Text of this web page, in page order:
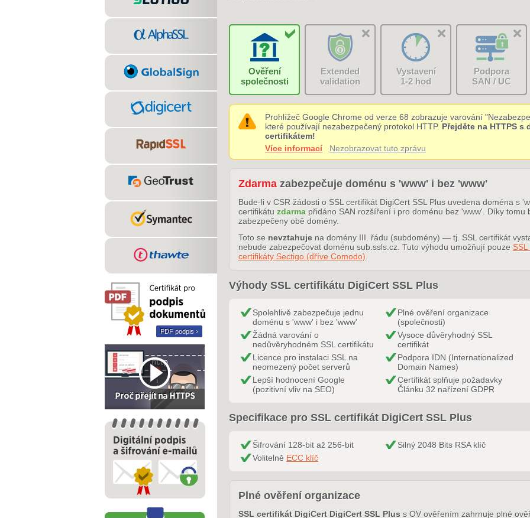
PDF podpis ›
Ověření
společnosti
Extended
validation
Vystavení
1-2 hod
Podpora
SAN / UC
Prohlížeč Google Chrome od verze 68 zobrazuje varování
které používají nezabezpečený protokol HTTP. Přejděte na HTTPS s
certifikátem!
Více informací
Nezobrazovat tuto zprávu
Zdarma zabezpečuje doménu s 'www' i bez 'www'
Bude-li v CSR žádosti o SSL certifikát DigiCert SSL Plus uvedena doména s
certifikátu zdarma přidáno SAN rozšíření i pro doménu bez 'www'. Díky tomu
zabezpečeny obě domény.
Toto se nevztahuje na domény III. řádu (subdomény) — tj. SSL certifikát
nebude zabezpečovat doménu sub.ssls.cz. Tuto výhodu umožňují pouze
certifikáty Sectigo (dříve Comodo)
Výhody SSL certifikátu DigiCert SSL Plus
Spolehlivě zabezpečuje jednu
doménu s 'www' i bez 'www'
Plné ověření organizace
(společnosti)
Žádná varování o
nedůvěryhodném SSL certifikátu
Vysoce důvěryhodný SSL
certifikát
Licence pro instalaci SSL na
neomezený počet serverů
Podpora IDN (Internationalized
Domain Names)
Lepší hodnocení Google
(pozitivní vliv na SEO)
Certifikát splňuje požadavky
Článku 32 nařízení GDPR
Specifikace pro SSL certifikát DigiCert SSL Plus
Šifrování 128-bit až 256-bit
Silný 2048 Bits RSA klíč
Volitelně ECC klíč
Plné ověření organizace
SSL certifikát DigiCert DigiCert SSL Plus s OV ověřením zahrnuje plné